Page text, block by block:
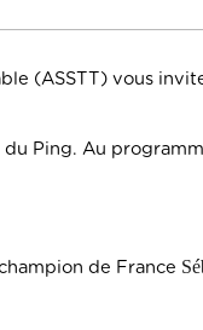
(ASSTT) vous
Ping. Au
de France